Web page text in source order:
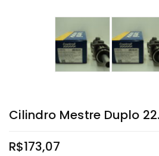
Cilindro Mestre Duplo
R$173,07